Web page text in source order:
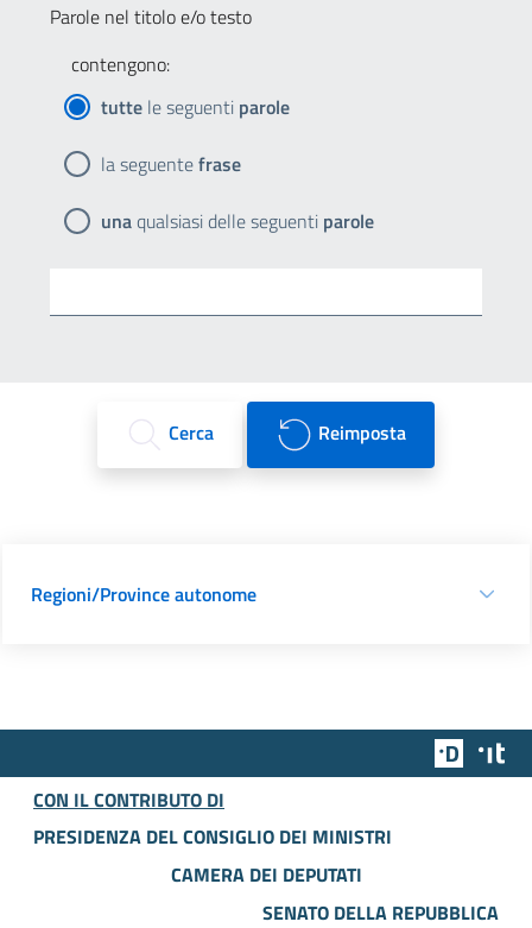
Parole nel titolo e/o testo
contengono:
tutte le seguenti parole
la seguentefrase
unaqualsiasi delle seguenti parole
Cerca Reimposta
Regioni/Province autonome
Team
CON IL CONTRIBUTO DI
PRESIDENZA DEL CONSIGLIO DEI MINISTRI
CAMERA DEI DEPUTATI
SENATO DELLA REPUBBLICA